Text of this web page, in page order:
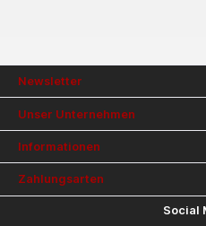
Newsletter
Unser Unternehmen
Informationen
Zahlungsarten
Social